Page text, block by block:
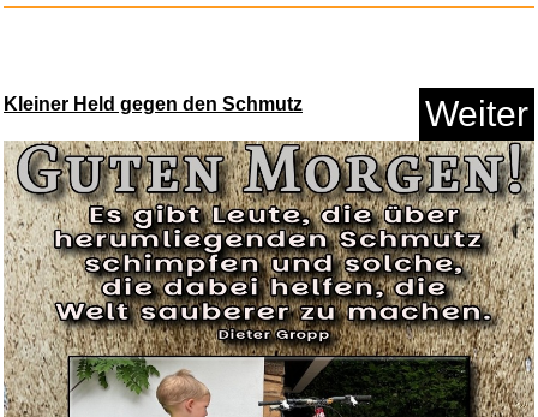
The Valvasone Organ Book-
Music...
Kleiner Held gegen den Schmutz Weiter